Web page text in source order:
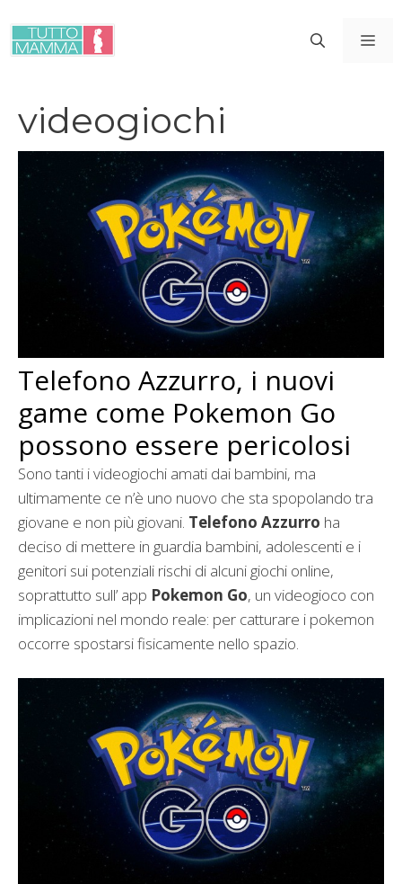
contenuto
videogiochi
Telefono Azzurro, i nuovi
game come Pokemon Go
possono essere pericolosi
Sono tanti i videogiochi amati dai bambini, ma
ultimamente ce n’è uno nuovo che sta spopolando tra
giovane e non più giovani. Telefono Azzurro ha
deciso di mettere in guardia bambini, adolescenti e i
genitori sui potenziali rischi di alcuni giochi online,
soprattutto sull’ app Pokemon Go, un videogioco con
implicazioni nel mondo reale: per catturare i pokemon
occorre spostarsi fisicamente nello spazio.